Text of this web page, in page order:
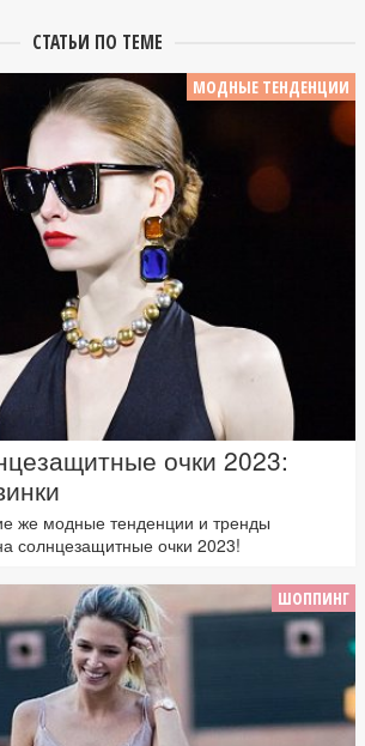
СТАТЬИ ПО ТЕМЕ
МОДНЫЕ ТЕНДЕНЦИИ
очки 2023:
же модные тенденции и тренды
солнцезащитные очки 2023!
ШОППИНГ